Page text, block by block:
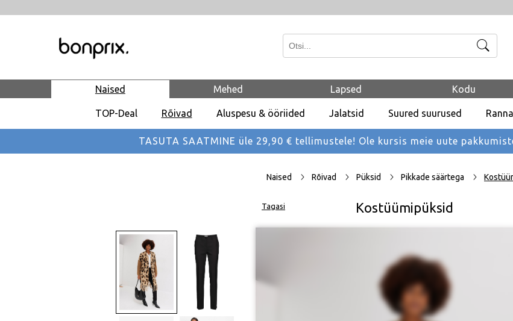
Otsi
Naised
TOP-Deal Rõivad Aluspesu & ööriided Jalatsid Suured suurused
Mehed Lapsed Kodu
TASUTA SAATMINE üle 29,90 € tellimustele! Ole kursis meie uute
Naised Rõivad Püksid Pikkade säärtega
Tagasi Kostüümipüksid